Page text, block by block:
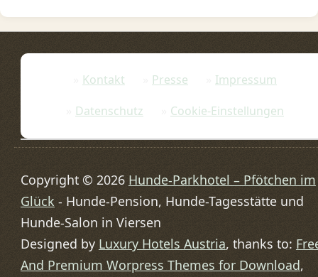
Kontakt Presse
Impressum
Datenschutz
Cookie-Einstellungen
Copyright © 2026 Hunde-Parkhotel – Pfötchen im
Glück - Hunde-Pension, Hunde-Tagesstätte und
Hunde-Salon in Viersen
Designed by Luxury Hotels Austria, thanks to:
And Premium Worpress Themes for Download,